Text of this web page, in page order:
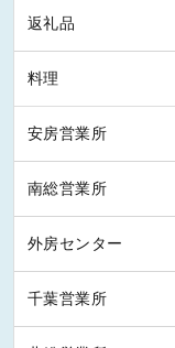
返礼品
料理
安房営業所
南総営業所
外房センター
千葉営業所